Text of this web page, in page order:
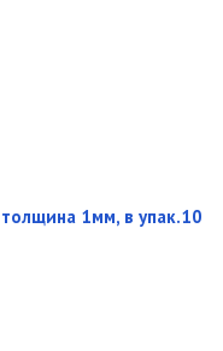
1мм, в упак.10